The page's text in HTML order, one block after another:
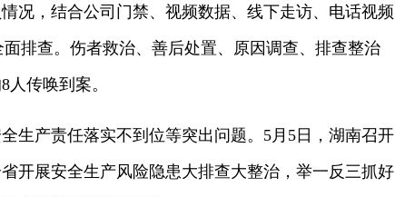
况，结合公司门禁、视频数据、线下走访、电话视频
排查。伤者救治、善后处置、原因调查、排查整治
传唤到案。
产责任落实不到位等突出问题。5月5日，湖南召开
开展安全生产风险隐患大排查大整治，举一反三抓好